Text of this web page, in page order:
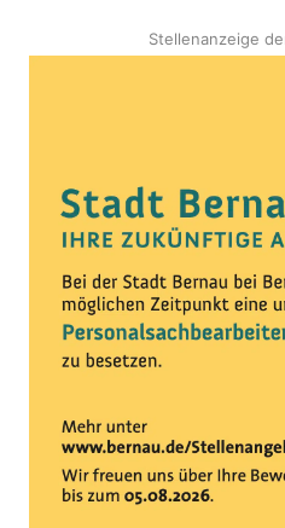
Stellenanzeige